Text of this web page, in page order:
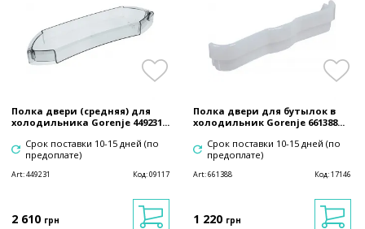
Полка двери (средняя) для
холодильника Gorenje 449231...
Срок поставки 10-15 дней (по
предоплате)
Art:449231 Код:09117
2 610 грн
Полка двери для бутылок в
холодильник Gorenje 661388...
Срок поставки 10-15 дней (по
предоплате)
Art:661388 Код:17146
1 220 грн